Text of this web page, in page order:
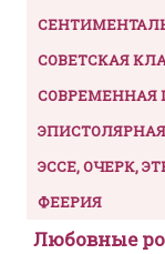
СОВЕТСКАЯ
СОВРЕМЕННАЯ
ЭССЕ, ОЧЕРК,
ФЕЕРИЯ
Любовные